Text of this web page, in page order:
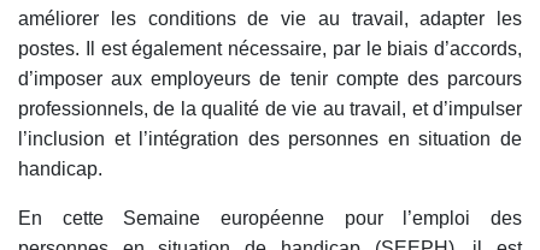
améliorer les conditions de vie au travail, adapter les
postes. Il est également nécessaire, par le biais d’accords,
d’imposer aux employeurs de tenir compte des parcours
professionnels, de la qualité de vie au travail, et d’impulser
l’inclusion et l’intégration des personnes en situation de
handicap.
En cette Semaine européenne pour l’emploi des